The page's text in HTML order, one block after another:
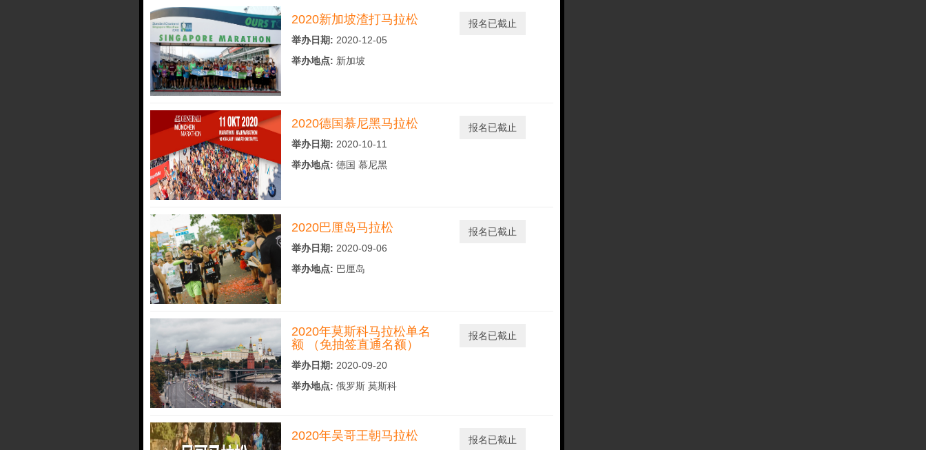
2020新加坡渣打马拉松
举办日期: 2020-12-05
举办地点: 新加坡
报名已截止
2020德国慕尼黑马拉松
举办日期: 2020-10-11
举办地点: 德国 慕尼黑
报名已截止
2020巴厘岛马拉松
举办日期: 2020-09-06
举办地点: 巴厘岛
报名已截止
2020年莫斯科马拉松单名
额 （免抽签直通名额）
举办日期: 2020-09-20
举办地点: 俄罗斯 莫斯科
报名已截止
2020年吴哥王朝马拉松 报名已截止